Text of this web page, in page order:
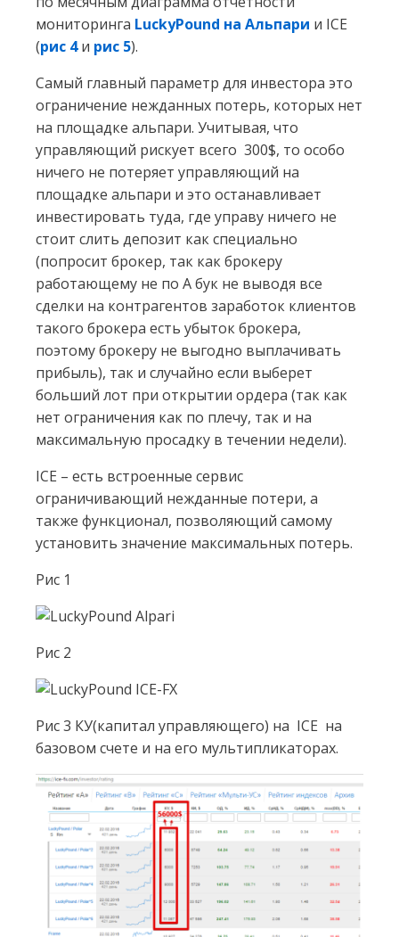
мониторинга LuckyPound на Альпари и ICE
(рис 4и рис 5).
Самый главный параметр для инвестора это
ограничение нежданных потерь, которых нет
на площадке альпари. Учитывая, что
управляющий рискует всего 300$, то особо
ничего не потеряет управляющий на
площадке альпари и это останавливает
инвестировать туда, где управу ничего не
стоит слить депозит как специально
(попросит брокер, так как брокеру
работающему не по А бук не выводя все
сделки на контрагентов заработок клиентов
такого брокера есть убыток брокера,
поэтому брокеру не выгодно выплачивать
прибыль), так и случайно если выберет
больший лот при открытии ордера (так как
нет ограничения как по плечу, так и на
максимальную просадку в течении недели).
ICE – есть встроенные сервис
ограничивающий нежданные потери, а
также функционал, позволяющий самому
установить значение максимальных потерь.
Рис 1
Рис 2
Рис 3 КУ(капитал управляющего) на ICE на
базовом счете и на его мультипликаторах.